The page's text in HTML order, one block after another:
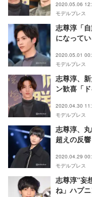
2020.05.06
モデルプレス
志尊淳「
になって
2020.05.01
モデルプレス
志尊淳、
ン歓喜「
2020.04.30
モデルプレス
志尊淳、
超えの反響
2020.04.29
モデルプレス
志尊淳“妄
ね」ハプ